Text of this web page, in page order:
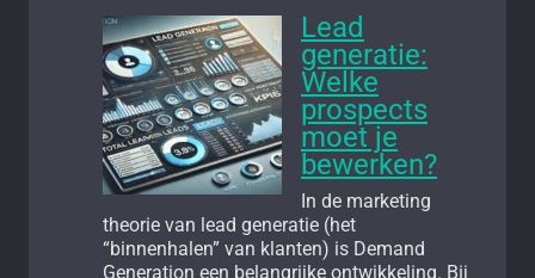
Lead
generatie:
Welke
prospects
moet je
bewerken?
In de marketing
theorie van lead generatie (het
“binnenhalen” van klanten) is Demand
Generation een belangrijke ontwikkeling. Bij